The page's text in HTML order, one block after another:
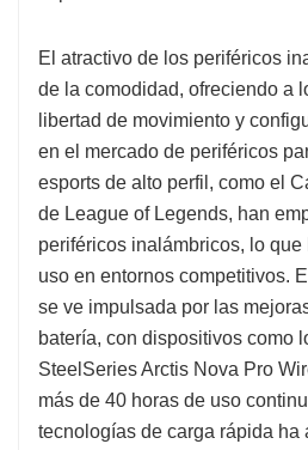
El atractivo de los periféricos
de la comodidad, ofreciendo a
libertad de movimiento y
en el mercado de periféricos
esports de alto perfil, como el
de League of Legends, han
periféricos inalámbricos, lo
uso en entornos competitivos.
se ve impulsada por las
batería, con dispositivos como
SteelSeries Arctis Nova Pro
más de 40 horas de uso
tecnologías de carga rápida ha